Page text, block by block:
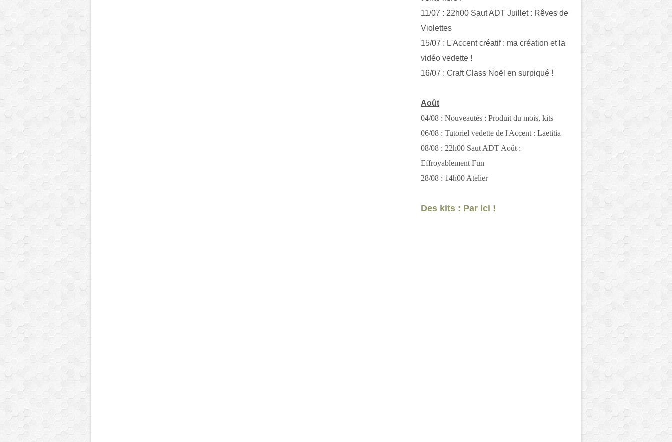
11/07 : 22h00 Saut ADT Juillet : Rêves de
Violettes
15/07 : L'Accent créatif : ma création et la
vidéo vedette !
16/07 : Craft Class Noël en surpiqué !
Août
04/08 : Nouveautés : Produit du mois, kits
06/08 : Tutoriel vedette de l'Accent : Laetitia
08/08 : 22h00 Saut ADT Août :
Effroyablement Fun
28/08 : 14h00 Atelier
Des kits : Par ici !